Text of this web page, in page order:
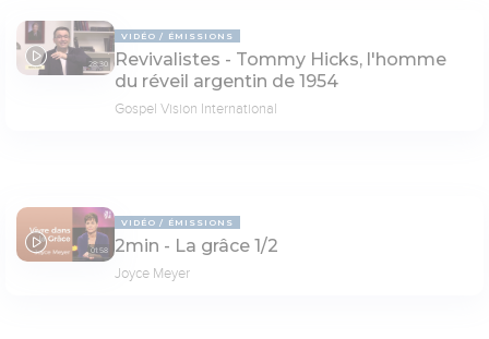
28:30
VIDÉO ÉMISSIONS
Revivalistes - Tommy Hicks, l'homme
du réveil argentin de 1954
Gospel Vision International
01:58
VIDÉO ÉMISSIONS
2min - La grâce 1/2
Joyce Meyer